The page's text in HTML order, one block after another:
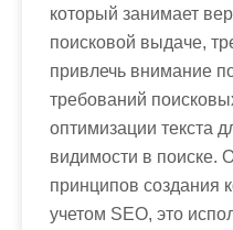
который занимает
поисковой выдаче,
привлечь внимание
требований
оптимизации текста
видимости в поиске.
принципов создания
учетом SEO, это